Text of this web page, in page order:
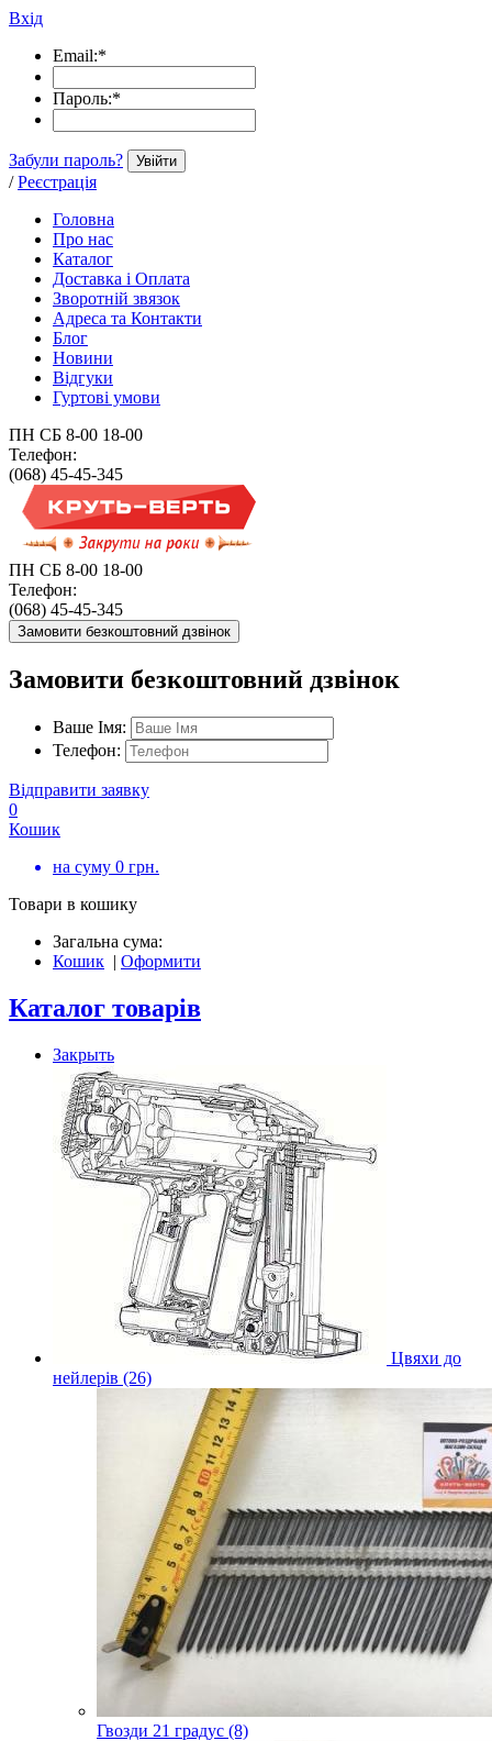
Вхід
Email:*
Пароль:*
Забули пароль? Увійти
/ Реєстрація
Головна
Про нас
Каталог
Доставка і Оплата
Зворотній звязок
Адреса та Контакти
Блог
Новини
Відгуки
Гуртові умови
ПН СБ 8-00 18-00
Телефон:
(068) 45-45-345
ПН СБ 8-00 18-00
Телефон:
(068) 45-45-345
Замовити безкоштовний дзвінок
Замовити безкоштовний дзвінок
Ваше Імя:
Телефон:
Відправити заявку
0
Кошик
на суму 0 грн.
Товари в кошику
Загальна сума:
Кошик | Оформити
Каталог товарів
Закрыть
Цвяхи до
нейлерів (26)
Гвозди 21 градус (8)